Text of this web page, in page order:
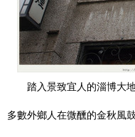
踏入景致宜人的淄博大
多數外鄉人在微醺的金秋風